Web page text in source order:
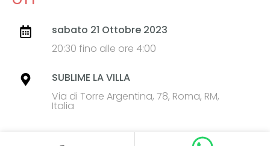
sabato 21 Ottobre 2023
20:30 fino alle ore 4:00
SUBLIME LA VILLA
Via di Torre Argentina, 78, Roma, RM,
Italia